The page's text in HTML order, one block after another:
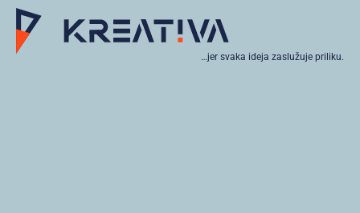
…jer svaka ideja zaslužuje priliku.